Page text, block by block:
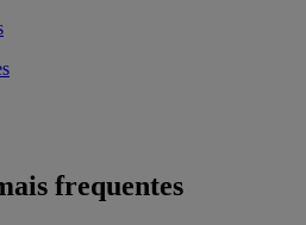
frequentes